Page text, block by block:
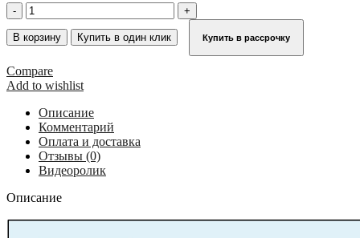
Количество
товара
Приставная
KRAUSE
STABILO
8
ступ,
пара
крюков
125125
В корзину Купить в один клик Купить в рассрочку
Compare
Add to wishlist
Описание
Комментарий
Оплата и доставка
Отзывы (0)
Видеоролик
Описание